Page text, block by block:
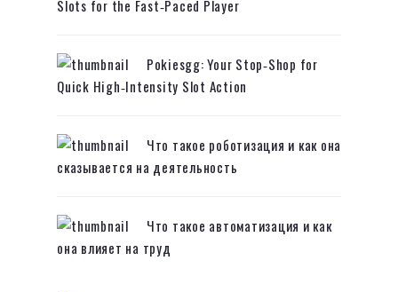
Slots for the Fast‑Paced Player
Pokiesgg: Your Stop‑Shop for
Quick High‑Intensity Slot Action
Что такое роботизация и как она
сказывается на деятельность
Что такое автоматизация и как
она влияет на труд